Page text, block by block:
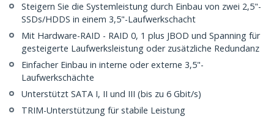
Steigern Sie die Systemleistung durch Einbau von zwei 2,5"-
SSDs/HDDS in einem 3,5"-Laufwerkschacht
Mit Hardware-RAID - RAID 0, 1 plus JBOD und Spanning für
gesteigerte Laufwerksleistung oder zusätzliche Redundanz
Einfacher Einbau in interne oder externe 3,5"-
Laufwerkschächte
Unterstützt SATA I, II und III (bis zu 6 Gbit/s)
TRIM-Unterstützung für stabile Leistung